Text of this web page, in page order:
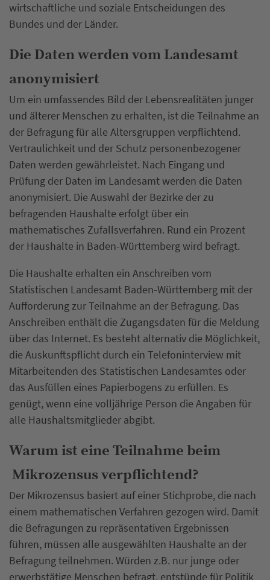
wirtschaftliche und soziale Entscheidungen des
Bundes und der Länder.
Die Daten werden vom Landesamt
anonymisiert
Um ein umfassendes Bild der Lebensrealitäten junger
und älterer Menschen zu erhalten, ist die Teilnahme an
der Befragung für alle Altersgruppen verpflichtend.
Vertraulichkeit und der Schutz personenbezogener
Daten werden gewährleistet. Nach Eingang und
Prüfung der Daten im Landesamt werden die Daten
anonymisiert. Die Auswahl der Bezirke der zu
befragenden Haushalte erfolgt über ein
mathematisches Zufallsverfahren. Rund ein Prozent
der Haushalte in Baden-Württemberg wird befragt.
Die Haushalte erhalten ein Anschreiben vom
Statistischen Landesamt Baden-Württemberg mit der
Aufforderung zur Teilnahme an der Befragung. Das
Anschreiben enthält die Zugangsdaten für die Meldung
über das Internet. Es besteht alternativ die Möglichkeit,
die Auskunftspflicht durch ein Telefoninterview mit
Mitarbeitenden des Statistischen Landesamtes oder
das Ausfüllen eines Papierbogens zu erfüllen. Es
genügt, wenn eine volljährige Person die Angaben für
alle Haushaltsmitglieder abgibt.
Warum ist eine Teilnahme beim
Mikrozensus verpflichtend?
Der Mikrozensus basiert auf einer Stichprobe, die nach
einem mathematischen Verfahren gezogen wird. Damit
die Befragungen zu repräsentativen Ergebnissen
führen, müssen alle ausgewählten Haushalte an der
Befragung teilnehmen. Würden z.B. nur junge oder
erwerbstätige Menschen befragt, entstünde für Politik